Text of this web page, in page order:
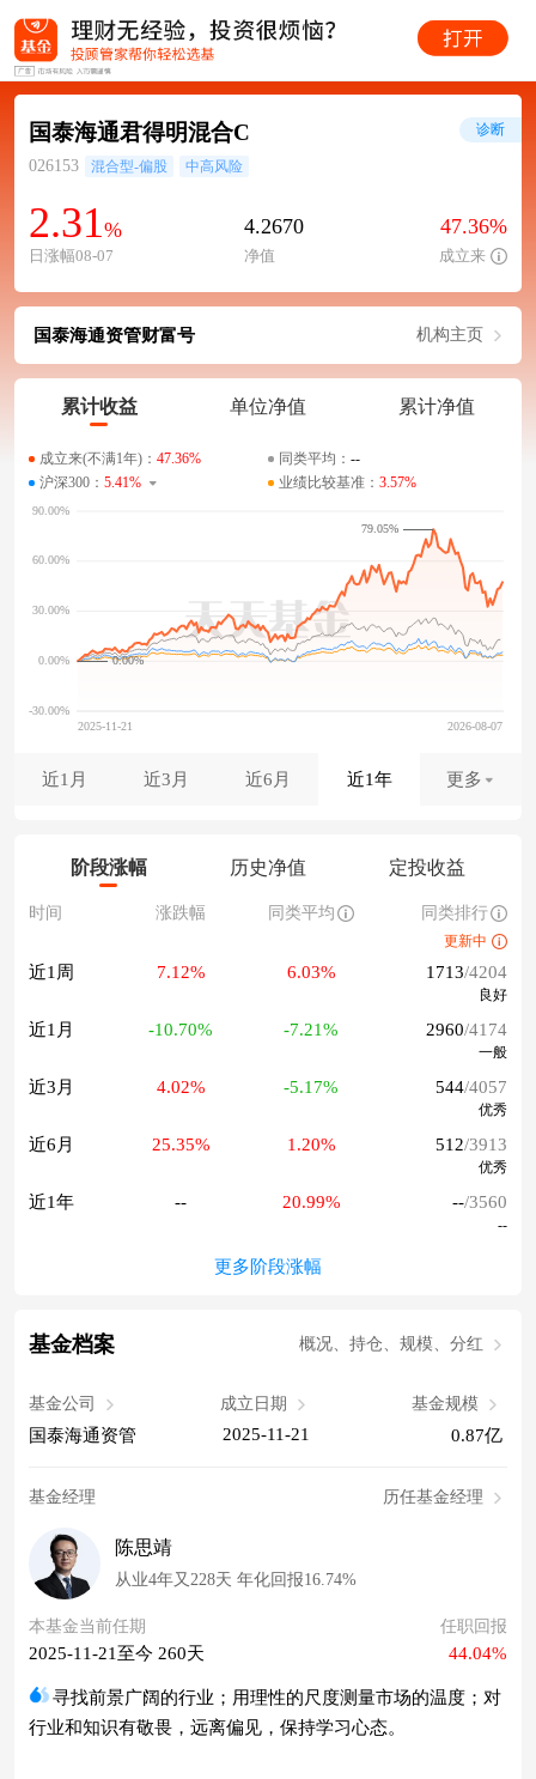
国泰海通君得明混合C
026153 混合型-偏股 中高风险
2.31 %
日涨幅08-07
4.2670
净值
47.36%
成立来
诊断
国泰海通资管财富号 机构主页
累计收益 单位净值 累计净值
成立来(不满1年)： 47.36% 同类平均： --
沪深300： 5.41% 业绩比较基准： 3.57%
0.00%
79.05%
近1月 近3月 近6月 近1年 更多
阶段涨幅 历史净值 定投收益
时间 涨跌幅 同类平均 同类排行
更新中
近1周 7.12% 6.03% 1713/4204
良好
近1月 -10.70% -7.21% 2960/4174
一般
近3月 4.02% -5.17% 544/4057
优秀
近6月 25.35% 1.20% 512/3913
优秀
近1年 -- 20.99% --/3560
--
更多阶段涨幅
基金档案 概况、持仓、规模、分红
基金公司
国泰海通资管
成立日期
2025-11-21
基金规模
0.87亿
基金经理 历任基金经理
陈思靖
从业4年又228天 年化回报16.74%
本基金当前任期
2025-11-21至今 260天
任职回报
44.04%
寻找前景广阔的行业；用理性的尺度测量市场的温度；对
行业和知识有敬畏，远离偏见，保持学习心态。